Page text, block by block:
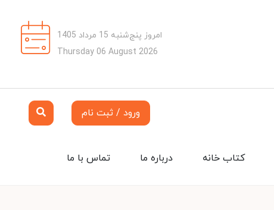
امروز پنج‌شنبه 15 مرداد 1405
Thursday 06 August 2026
ورود / ثبت نام
تماس با ما درباره ما کتاب خانه